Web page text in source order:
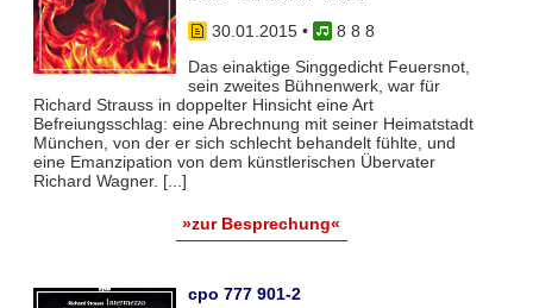
30.01.2015•
8 8 8
Das einaktige Singgedicht Feuersnot,
sein zweites Bühnenwerk, war für
Richard Strauss in doppelter Hinsicht eine Art
Befreiungsschlag: eine Abrechnung mit seiner Heimatstadt
München, von der er sich schlecht behandelt fühlte, und
eine Emanzipation von dem künstlerischen Übervater
Richard Wagner. [...]
»zur Besprechung«
cpo 777 901-2